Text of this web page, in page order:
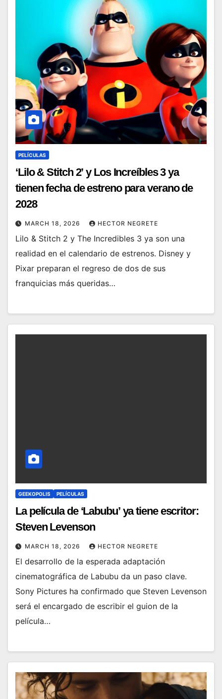
PELÍCULAS
‘Lilo & Stitch 2’ y Los Increíbles 3 ya
tienen fecha de estreno para verano de
2028
MARCH 18, 2026 HECTOR NEGRETE
Lilo & Stitch 2 y The Incredibles 3 ya son una
realidad en el calendario de estrenos. Disney y
Pixar preparan el regreso de dos de sus
franquicias más queridas…
GEEKOPOLIS PELÍCULAS
La película de ‘Labubu’ ya tiene escritor:
Steven Levenson
MARCH 18, 2026 HECTOR NEGRETE
El desarrollo de la esperada adaptación
cinematográfica de Labubu da un paso clave.
Sony Pictures ha confirmado que Steven Levenson
será el encargado de escribir el guion de la
película…